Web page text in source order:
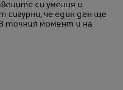
си умения и
сигурни, че един ден ще
точния момент и на